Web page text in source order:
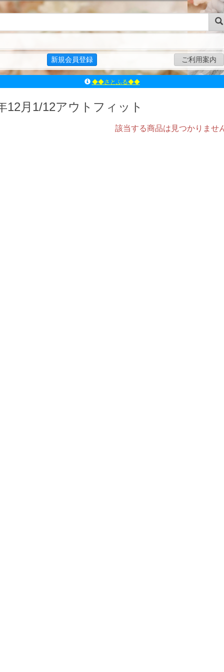
新規会員登録 ご利用案内
◆◆さとふる◆◆
ｱｿﾞﾝﾚｰﾍﾞﾙｼｮｯﾌﾟ楽天市場店
ｱｿﾞﾝｵﾝﾗｲﾝｼｮｯﾌﾟX
よくあるご質問（Q&A）
12月1/12アウトフィット
該当する商品は見つかりませ